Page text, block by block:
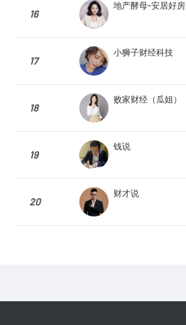
16
地产酵母-安居好房
17
小狮子财经科技
18
败家财经（瓜姐）
19
钱说
20
财才说